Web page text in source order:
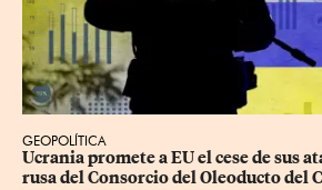
GEOPOLÍTICA
Ucrania promete a EU el cese de sus
rusa del Consorcio del Oleoducto del